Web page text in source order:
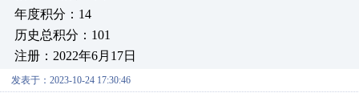
年度积分：14
历史总积分：101
注册：2022年6月17日
发表于：2023-10-24 17:30:46